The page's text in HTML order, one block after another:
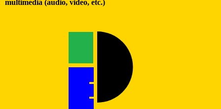
multimedia (audio, video, etc.)